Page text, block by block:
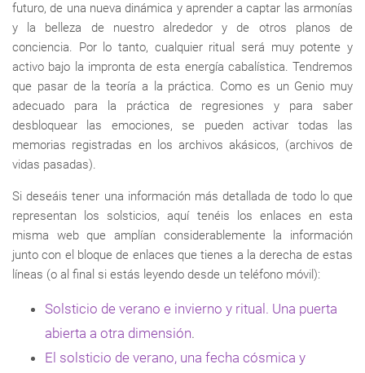
futuro, de una nueva dinámica y aprender a captar las armonías
y la belleza de nuestro alrededor y de otros planos de
conciencia. Por lo tanto, cualquier ritual será muy potente y
activo bajo la impronta de esta energía cabalística. Tendremos
que pasar de la teoría a la práctica. Como es un Genio muy
adecuado para la práctica de regresiones y para saber
desbloquear las emociones, se pueden activar todas las
memorias registradas en los archivos akásicos, (archivos de
vidas pasadas).
Si deseáis tener una información más detallada de todo lo que
representan los solsticios, aquí tenéis los enlaces en esta
misma web que amplían considerablemente la información
junto con el bloque de enlaces que tienes a la derecha de estas
líneas (o al final si estás leyendo desde un teléfono móvil):
Solsticio de verano e invierno y ritual. Una puerta
abierta a otra dimensión.
El solsticio de verano, una fecha cósmica y